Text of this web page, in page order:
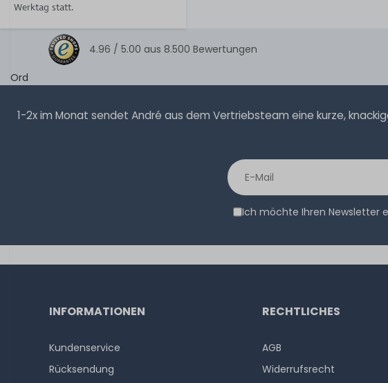
Werktag statt.
4.96 / 5.00 aus 8.500 Bewertungen
Ord
1-2x im Monat sendet André aus dem Vertriebsteam eine kurze,
Ich möchte Ihren Newsletter
INFORMATIONEN
Kundenservice
Rücksendung
RECHTLICHES
AGB
Widerrufs­recht